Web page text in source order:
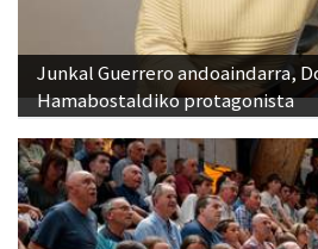
Junkal Guerrero andoaindarra,
Hamabostaldiko protagonista